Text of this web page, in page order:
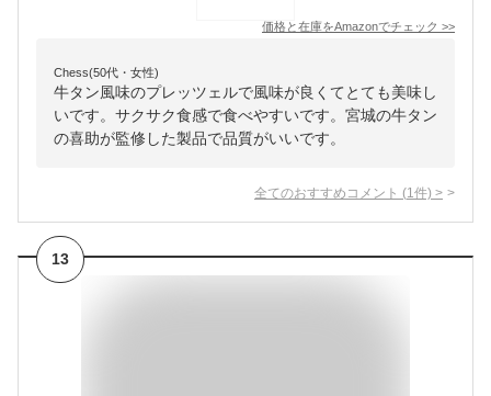
価格と在庫をAmazonでチェック >>
Chess(50代・女性)
牛タン風味のプレッツェルで風味が良くてとても美味し
いです。サクサク食感で食べやすいです。宮城の牛タン
の喜助が監修した製品で品質がいいです。
全てのおすすめコメント (1 件) >
13